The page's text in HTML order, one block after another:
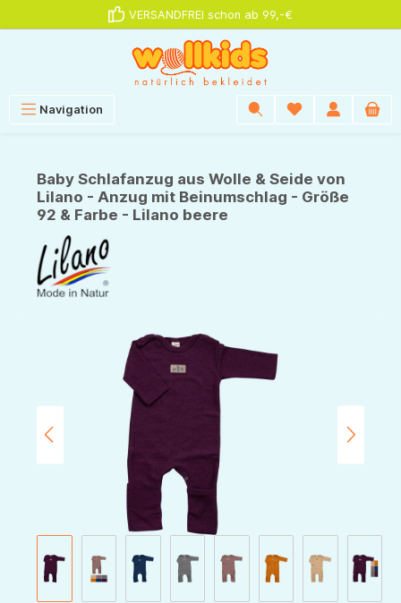
VERSANDFREI schon ab 99,-€
Navigation
Baby Schlafanzug aus Wolle & Seide von
Lilano - Anzug mit Beinumschlag - Größe
92 & Farbe - Lilano beere
Bildergalerie überspringen